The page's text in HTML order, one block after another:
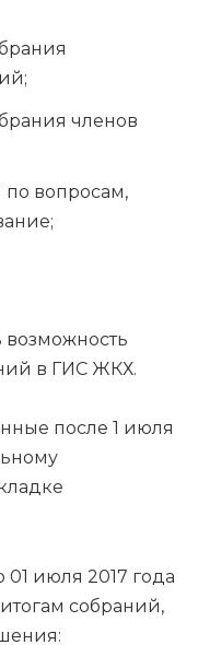
членов
вопросам,
возможность
в ГИС ЖКХ.
после 1 июля
июля 2017 года
собраний,